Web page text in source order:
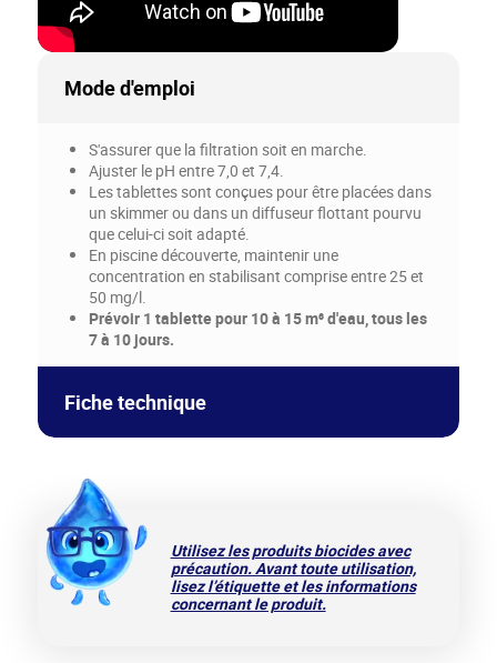
Mode d'emploi
S'assurer que la filtration soit en marche.
Ajuster le pH entre 7,0 et 7,4.
Les tablettes sont conçues pour être placées dans
un skimmer ou dans un diffuseur flottant pourvu
que celui-ci soit adapté.
En piscine découverte, maintenir une
concentration en stabilisant comprise entre 25 et
50 mg/l.
Prévoir 1 tablette pour 10 à 15 m³ d'eau, tous les
7 à 10 jours.
Fiche technique
MARINA CHLORE MULTIFONCTION
Galets 135 g
Utilisez les produits biocides avec
précaution. Avant toute utilisation,
lisez l’étiquette et les informations
concernant le produit.